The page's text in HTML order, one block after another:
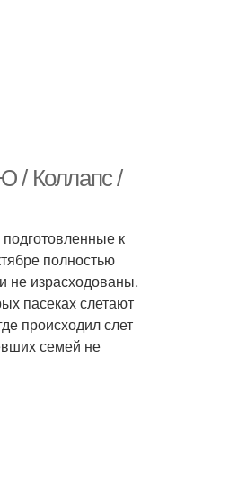
/ Коллапс /
к
полностью
не израсходованы.
пасеках слетают
происходил слет
семей не